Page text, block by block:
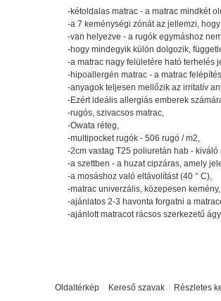
-kétoldalas matrac - a matrac mindkét
-a 7 keménységi zónát az jellemzi,
-van helyezve - a rugók egymáshoz
-hogy mindegyik külön dolgozik,
-a matrac nagy felületére ható terhelés
-hipoallergén matrac - a matrac
-anyagok teljesen mellőzik az irritatív
-Ezért ideális allergiás emberek
-rugós, szivacsos matrac,
-Owata réteg,
-multipocket rugók - 506 rugó / m2,
-2cm vastag T25 poliuretán hab -
-a szettben - a huzat cipzáras, amely
-a mosáshoz való eltávolítást (40 ° C),
-matrac univerzális, közepesen kemény,
-ajánlatos 2-3 havonta forgatni a
-ajánlott matracot rácsos szerkezetű
Oldaltérkép Kereső szavak Részletes